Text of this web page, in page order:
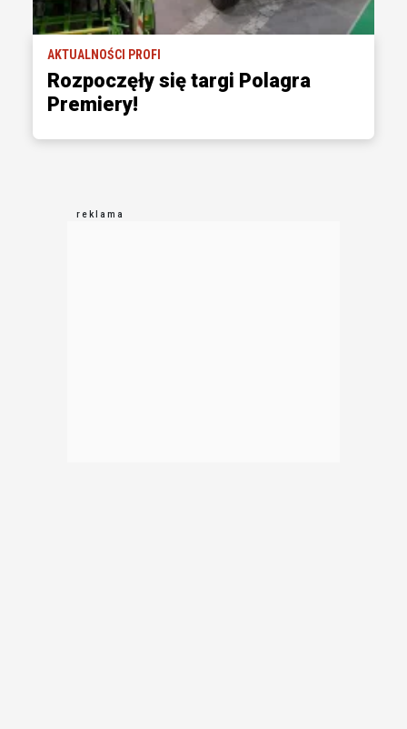
AKTUALNOŚCI PROFI
Rozpoczęły się targi Polagra
Premiery!